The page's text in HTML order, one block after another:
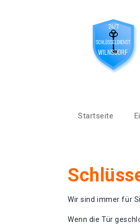
Startseite
Wir sind immer für
Wenn die Tür